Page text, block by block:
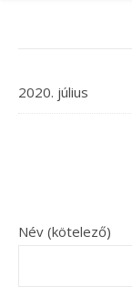
2020. július
Név (kötelező)